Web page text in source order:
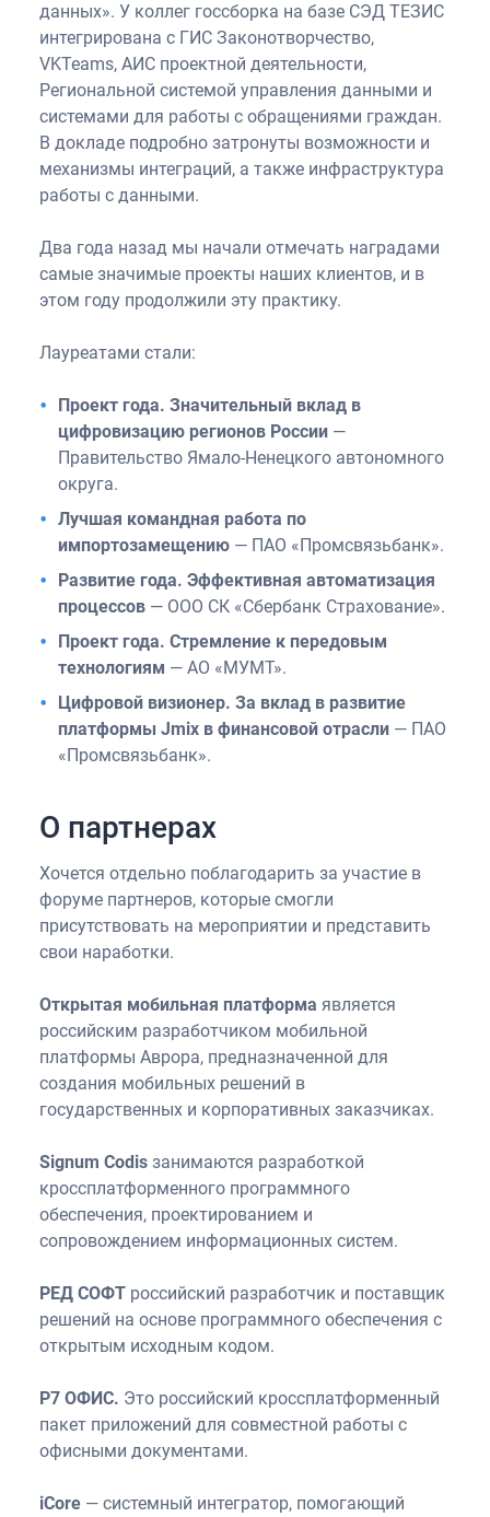
данных». У коллег госсборка на базе СЭД ТЕЗИС
интегрирована с ГИС Законотворчество,
VKTeams, АИС проектной деятельности,
Региональной системой управления данными и
системами для работы с обращениями граждан.
В докладе подробно затронуты возможности и
механизмы интеграций, а также инфраструктура
работы с данными.
Два года назад мы начали отмечать наградами
самые значимые проекты наших клиентов, и в
этом году продолжили эту практику.
Лауреатами стали:
Проект года. Значительный вклад в
цифровизацию регионов России —
Правительство Ямало-Ненецкого автономного
округа.
Лучшая командная работа по
импортозамещению — ПАО «Промсвязьбанк».
Развитие года. Эффективная автоматизация
процессов — ООО СК «Сбербанк Страхование».
Проект года. Стремление к передовым
технологиям — АО «МУМТ».
Цифровой визионер. За вклад в развитие
платформы Jmix в финансовой отрасли — ПАО
«Промсвязьбанк».
О партнерах
Хочется отдельно поблагодарить за участие в
форуме партнеров, которые смогли
присутствовать на мероприятии и представить
свои наработки.
Открытая мобильная платформа является
российским разработчиком мобильной
платформы Аврора, предназначенной для
создания мобильных решений в
государственных и корпоративных заказчиках.
Signum Codis занимаются разработкой
кроссплатформенного программного
обеспечения, проектированием и
сопровождением информационных систем.
РЕД СОФТ российский разработчик и поставщик
решений на основе программного обеспечения с
открытым исходным кодом.
Р7 ОФИС. Это российский кроссплатформенный
пакет приложений для совместной работы с
офисными документами.
iCore — системный интегратор, помогающий